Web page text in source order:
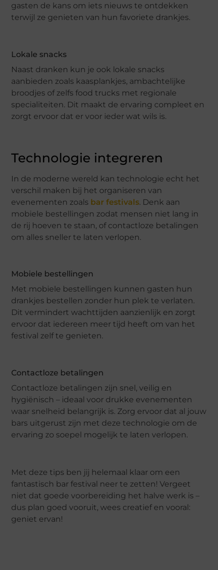
gasten de kans om iets nieuws te ontdekken
terwijl ze genieten van hun favoriete drankjes.
Lokale snacks
Naast dranken kun je ook lokale snacks
aanbieden zoals kaasplankjes, ambachtelijke
broodjes of zelfs food trucks met regionale
specialiteiten. Dit maakt de ervaring compleet en
zorgt ervoor dat er voor ieder wat wils is.
Technologie integreren
In de moderne wereld kan technologie echt het
verschil maken bij het organiseren van
evenementen zoals bar festivals. Denk aan
mobiele bestellingen zodat mensen niet lang in
de rij hoeven te staan, of contactloze betalingen
om alles sneller te laten verlopen.
Mobiele bestellingen
Met mobiele bestellingen kunnen gasten hun
drankjes bestellen zonder hun plek te verlaten.
Dit vermindert wachttijden aanzienlijk en zorgt
ervoor dat iedereen meer tijd heeft om van het
festival zelf te genieten.
Contactloze betalingen
Contactloze betalingen zijn snel, veilig en
hygiënisch – ideaal voor drukke evenementen
waar snelheid belangrijk is. Zorg ervoor dat al jouw
bars uitgerust zijn met deze technologie om de
ervaring zo soepel mogelijk te laten verlopen.
Met deze tips ben jij helemaal klaar om een
fantastisch bar festival neer te zetten! Vergeet
niet dat goede voorbereiding het halve werk is –
dus plan goed vooruit, wees creatief en vooral:
geniet ervan!